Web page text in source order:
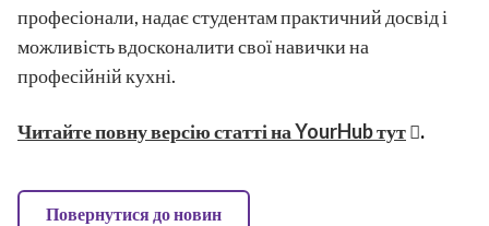
професіонали, надає студентам практичний досвід і
можливість вдосконалити свої навички на
професійній кухні.
Читайте повну версію статті на YourHub тут .
Повернутися до новин